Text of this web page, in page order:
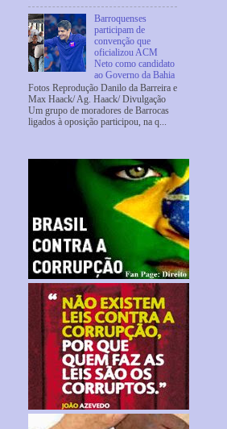
Barroquenses
participam de
convenção que
oficializou ACM
Neto como candidato
ao Governo da Bahia
Fotos Reprodução Danilo da Barreira e
Max Haack/ Ag. Haack/ Divulgação
Um grupo de moradores de Barrocas
ligados à oposição participou, na q...